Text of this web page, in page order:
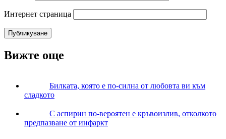
Интернет страница
Вижте още
Билката, която е по-силна от любовта ви към
сладкото
С аспирин по-вероятен е кръвоизлив, отколкото
предпазване от инфаркт